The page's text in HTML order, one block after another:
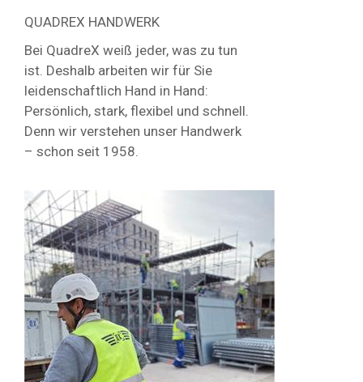
QUADREX HANDWERK
Bei QuadreX weiß jeder, was zu tun
ist. Deshalb arbeiten wir für Sie
leidenschaftlich Hand in Hand:
Persönlich, stark, flexibel und schnell.
Denn wir verstehen unser Handwerk
– schon seit 1958.